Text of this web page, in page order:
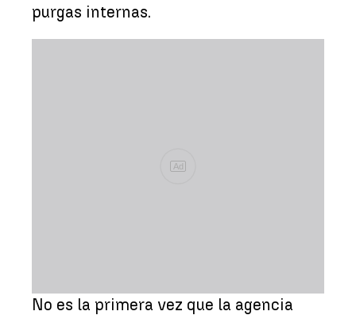
purgas internas.
Ad
No es la primera vez que la agencia